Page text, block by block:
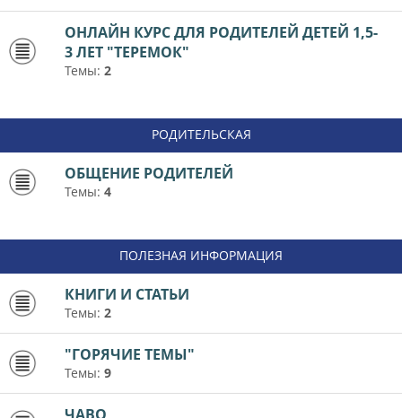
ОНЛАЙН КУРС ДЛЯ РОДИТЕЛЕЙ ДЕТЕЙ 1,5-
3 ЛЕТ "ТЕРЕМОК"
Темы: 2
РОДИТЕЛЬСКАЯ
ОБЩЕНИЕ РОДИТЕЛЕЙ
Темы: 4
ПОЛЕЗНАЯ ИНФОРМАЦИЯ
КНИГИ И СТАТЬИ
Темы: 2
"ГОРЯЧИЕ ТЕМЫ"
Темы: 9